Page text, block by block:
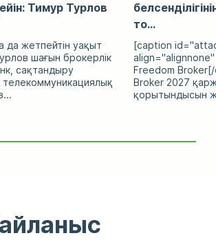
Тимур Турлов
да жетпейтін уақыт
шағын брокерлік
сақтандыру
то...
[caption
Freedom
Broker 2027
қорытындысын